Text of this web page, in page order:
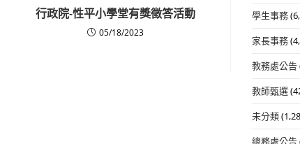
行政院-性平小學堂有獎徵答活動
05/18/2023
學生事務
家長事務
教務處公告
教師甄選
未分類
總務處公告